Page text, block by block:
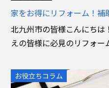
家をお得にリフォーム！
北九州市の皆様こんにち
えの皆様に必見のリフォ
お役立ちコラム